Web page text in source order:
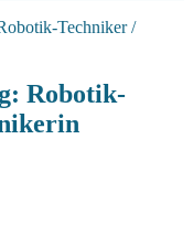
Techniker /
Robotik-